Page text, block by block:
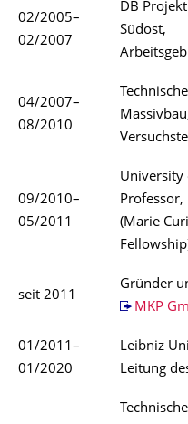
02/2005–
02/2007
DB
Südost,
04/2007–
08/2010
09/2010–
05/2011
University
Professor,
(Marie
seit 2011
Gründer
MKP
01/2011–
01/2020
Leibniz
Leitung